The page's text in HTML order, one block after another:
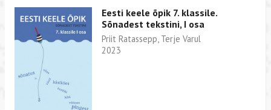
Eesti keele õpik 7. klassile.
Sõnadest tekstini, I osa
Priit Ratassepp, Terje Varul
2023